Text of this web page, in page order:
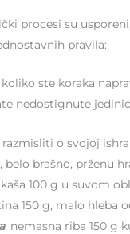
procesi su
pravila:
ste koraka
nedostignute
o svojoj
brašno, prženu
100 g u suvom
150 g, malo hleba
: nemasna riba 150 g